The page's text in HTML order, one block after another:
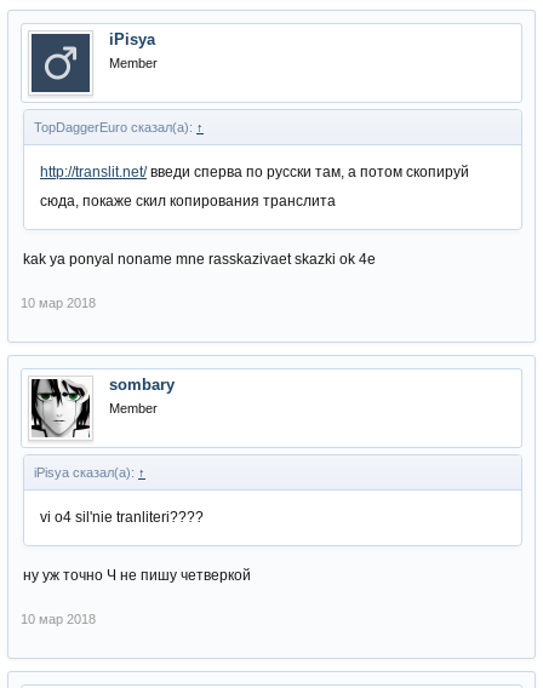
iPisya
Member
TopDaggerEuro сказал(а): ↑
http://translit.net/введи сперва по русски там, а потом скопируй
сюда, покаже скил копирования транслита
kak ya ponyal noname mne rasskazivaet skazki ok 4e
10 мар 2018
sombary
Member
iPisya сказал(а): ↑
vi o4 sil'nie tranliteri????
ну уж точно Ч не пишу четверкой
10 мар 2018